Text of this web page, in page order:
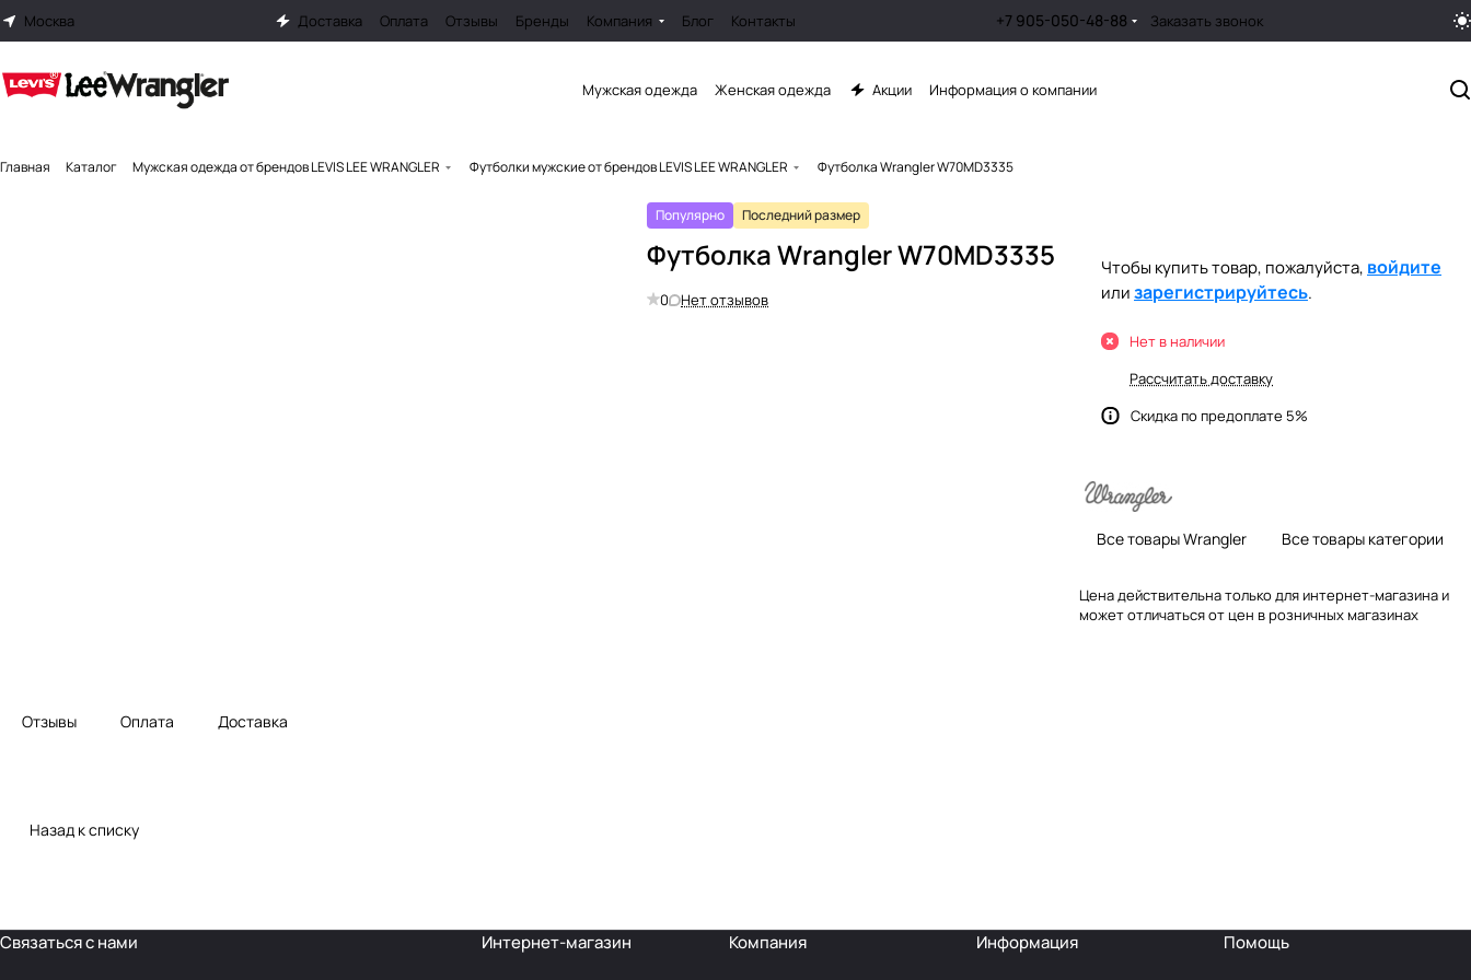
Москва Доставка Оплата Отзывы Бренды Компания Блог Контакты +7 905-050-48-88 Заказать звонок
Мужская одежда Женская одежда Акции Информация о компании
Главная Каталог Мужская одежда от брендов LEVIS LEE WRANGLER Футболки мужские от брендов LEVIS LEE WRANGLER Футболка Wrangler W70MD3335
Популярно Последний размер
Футболка Wrangler W70MD3335
0 Нет отзывов
Чтобы купить товар, пожалуйста, войдите
илизарегистрируйтесь.
Нет в наличии
Рассчитать доставку
Скидка по предоплате 5%
Все товары Wrangler Все товары категории
Цена действительна только для интернет-магазина и
может отличаться от цен в розничных магазинах
Отзывы Оплата Доставка
Назад к списку
Связаться с нами Интернет-магазин Компания Информация Помощь